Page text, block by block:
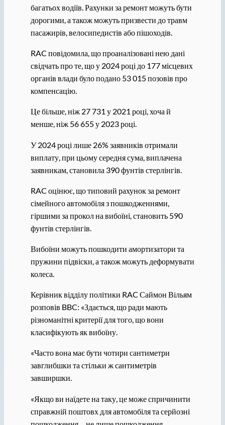
багатьох водіїв. Рахунки за ремонт можуть бути
дорогими, а також можуть призвести до травм
пасажирів, велосипедистів або пішоходів.
RAC повідомила, що проаналізовані нею дані
свідчать про те, що у 2024 році до 177 місцевих
органів влади було подано 53 015 позовів про
компенсацію.
Це більше, ніж 27 731 у 2021 році, хоча й
менше, ніж 56 655 у 2023 році.
У 2024 році лише 26% заявників отримали
виплату, при цьому середня сума, виплачена
заявникам, становила 390 фунтів стерлінгів.
RAC оцінює, що типовий рахунок за ремонт
сімейного автомобіля з пошкодженнями,
гіршими за прокол на вибоїні, становить 590
фунтів стерлінгів.
Вибоїни можуть пошкодити амортизатори та
пружини підвіски, а також можуть деформувати
колеса.
Керівник відділу політики RAC Саймон Вільям
розповів BBC: «Здається, що ради мають
різноманітні критерії для того, що вони
класифікують як вибоїну.
«Часто вона має бути чотири сантиметри
завглибшки та стільки ж сантиметрів
завширшки.
«Якщо ви наїдете на таку, це може спричинити
справжній поштовх для автомобіля та серйозні